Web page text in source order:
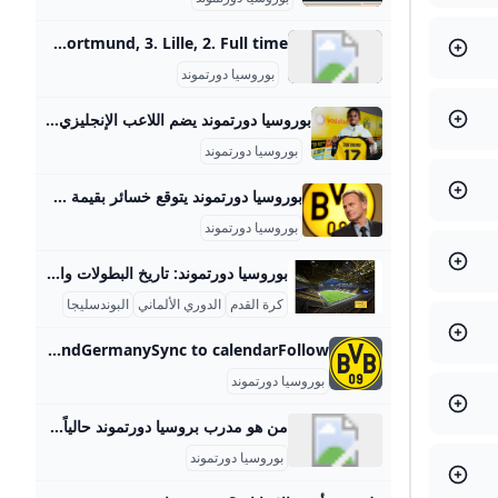
Borussia Dortmund Scores & Fixtures - This Months Schedule of Football Matches Sky Sports brings you today’s football schedule - filter by date or competition and never miss another match. Get all of the latest fixtures, live scores and results. Find the latest football scores and results from major competitions, including the Premier League and Champions League. Watch live football on Sky Sports. Sync to calendar View fixtureBorussia Dortmund 3 Lille 2 Full Time.FT Full Time.. Borussia Dortmund, 3. Lille, 2. Full time.
بوروسيا دورتموند
بوروسيا دورتموند يضم اللاعب الإنجليزي تشوكويميكا حتى 2030 برلين في 26 أغسطس /قنا/ أعلن نادي بوروسيا دورتموند الألماني، اليوم، تعاقده مع لاعب الوسط الإنجليزي كارني تشوكويميكا بشكل نهائي حتى 2030، قادما من نادي تشلسي.
بوروسيا دورتموند
بوروسيا دورتموند يتوقع خسائر بقيمة 50 مليون دولار بسبب أزمة كورونا أعلن نادي بوروسيا دورتموند الألماني لكرة القدم اليوم الاثنين أنه يتوقع أن تصل خسائره إلى نحو 45 مليون يورو (50.5 مليون دولار) في الموسم المنقضي، وذلك…
بوروسيا دورتموند
بوروسيا دورتموند: تاريخ البطولات والشغف الكروي بوروسيا دورتموند هو أحد أعرق وأشهر الأندية الألمانية في كرة القدم، تأسس عام 1909 في مدينة دورتموند الواقعة في ولاية شمال الراين-وستفاليا. يتميز النادي بالألوان الأصفر والأسود التي أصبحت رمزا معروفا يعكس شغف الفريق وجماهيره العريضة التي تملأ ملعبه الرسمي “سيجنال إيدونا بارك” بسعة تتجاوز 81,000 متفرج، وهو من أكبر وأشهر الملاعب في أوروبا، ويشتهر بمدرج “الجدار الأصفر” الذي يعتبر واحداً من أروع مدرجات المشجعين في كرة القدم العالمية. على الصعيد المحلي، يمتلك بوروسيا دورتموند سجلًا مدهشًا في الدوري الألماني “البوندسليجا” إذ توج باللقب في 8 مناسبات مختلفة منها أعوام 1956، 1957، 1963، ثم في فترة التسعينيات أعوام 1995 و1996، وأحدثها في العقود الأخيرة في 2011 و2012.
كرة القدم الدوري الألماني البوندسليجا
Borussia Dortmund - fixtures team info and top players Borussia Dortmund - results, fixtures, latest news and standings DortmundBorussia DortmundGermanySync to calendarFollow‌
بوروسيا دورتموند
من هو مدرب بروسيا دورتموند حالياً؟ بايرن ميونخ – 947.15 مليون يورو. باير ليفركوزن – 655.55 مليون يورو. بوروسيا دورتموند – 509.60 مليون يورو. لايبزيج – 492.13 مليون يورو.Aug 23, 2024
بوروسيا دورتموند